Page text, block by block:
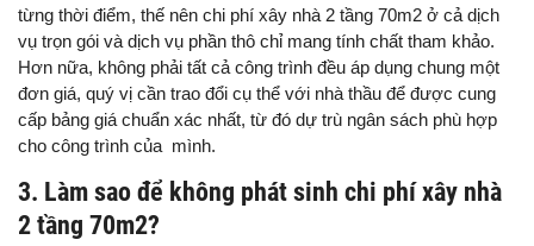
từng thời điểm, thế nên chi phí xây nhà 2 tầng 70m2 ở cả dịch
vụ trọn gói và dịch vụ phần thô chỉ mang tính chất tham khảo.
Hơn nữa, không phải tất cả công trình đều áp dụng chung một
đơn giá, quý vị cần trao đổi cụ thể với nhà thầu để được cung
cấp bảng giá chuẩn xác nhất, từ đó dự trù ngân sách phù hợp
cho công trình của mình.
3. Làm sao để không phát sinh chi phí xây nhà
2 tầng 70m2?